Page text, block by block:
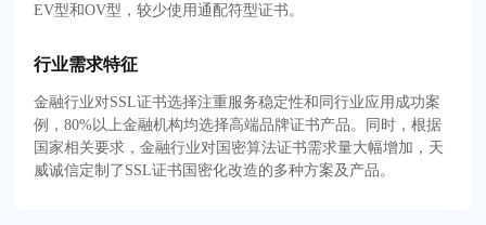
EV型和OV型，较少使用通配符型证书。
行业需求特征
金融行业对SSL证书选择注重服务稳定性和同行业应用成功案
例，80%以上金融机构均选择高端品牌证书产品。同时，根据
国家相关要求，金融行业对国密算法证书需求量大幅增加，天
威诚信定制了SSL证书国密化改造的多种方案及产品。